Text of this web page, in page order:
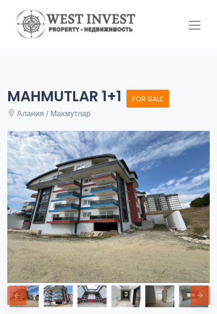
MAHMUTLAR 1+1 FOR SALE
Алания / Махмутлар